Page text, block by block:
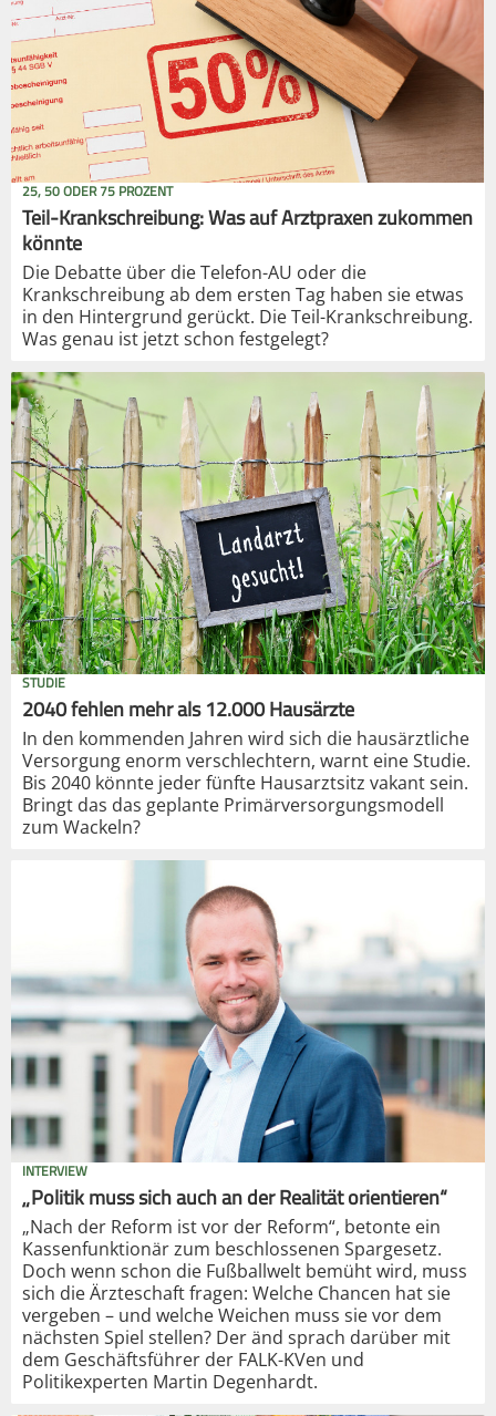
25, 50 ODER 75 PROZENT
Teil-Krankschreibung: Was auf Arztpraxen zukommen
könnte
Die Debatte über die Telefon-AU oder die
Krankschreibung ab dem ersten Tag haben sie etwas
in den Hintergrund gerückt. Die Teil-Krankschreibung.
Was genau ist jetzt schon festgelegt?
STUDIE
2040 fehlen mehr als 12.000 Hausärzte
In den kommenden Jahren wird sich die hausärztliche
Versorgung enorm verschlechtern, warnt eine Studie.
Bis 2040 könnte jeder fünfte Hausarztsitz vakant sein.
Bringt das das geplante Primärversorgungsmodell
zum Wackeln?
INTERVIEW
„Politik muss sich auch an der Realität orientieren“
„Nach der Reform ist vor der Reform“, betonte ein
Kassenfunktionär zum beschlossenen Spargesetz.
Doch wenn schon die Fußballwelt bemüht wird, muss
sich die Ärzteschaft fragen: Welche Chancen hat sie
vergeben – und welche Weichen muss sie vor dem
nächsten Spiel stellen? Der änd sprach darüber mit
dem Geschäftsführer der FALK-KVen und
Politikexperten Martin Degenhardt.